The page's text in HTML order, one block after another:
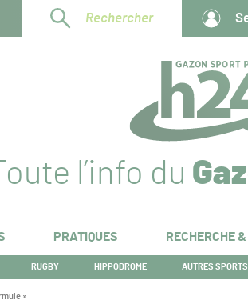
Rechercher
Toute l’info du
PRATIQUES RECHERCHE
RUGBY HIPPODROME AUTRES SPORTS
»